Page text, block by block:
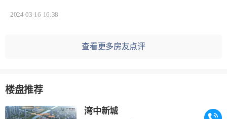
2024-03-16 16:38
查看更多房友点评
楼盘推荐
湾中新城